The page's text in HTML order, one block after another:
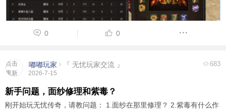
0 0
点击
重新
嘟嘟玩家 『 无忧玩家交流 』
2026-7-15
683
新手问题，面纱修理和紫毒？
刚开始玩无忧传奇，请教问题： 1.面纱在那里修理？ 2.紫毒有什么作